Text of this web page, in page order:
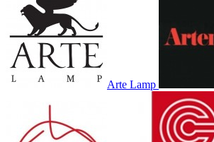
Arte Lamp